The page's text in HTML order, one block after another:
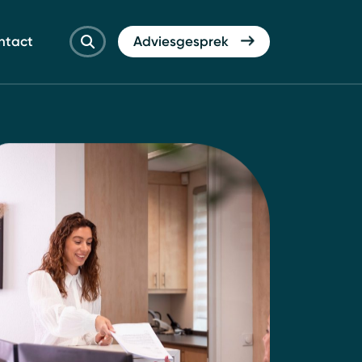
Adviesgesprek